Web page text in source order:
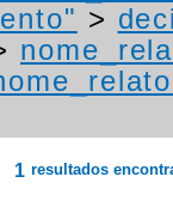
>
1 resultados